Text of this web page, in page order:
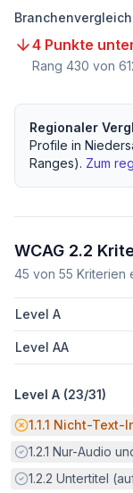
Branchenvergleich
4 Punkte
Rang 430 von
Regionaler
Profile in
Ranges). Zum
WCAG 2.2
45 von 55 Kriterien
Level A
Level AA
Level A (23/31)
Potenzielle
1.1.1 Nicht-Text-
Erfüllt:
1.2.1 Nur-Audio
Erfüllt:
1.2.2 Untertitel